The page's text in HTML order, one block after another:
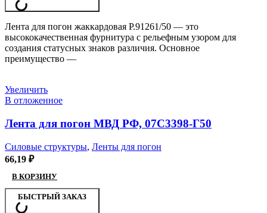
Лента для погон жаккардовая Р.91261/50 — это
высококачественная фурнитура с рельефным узором для
создания статусных знаков различия. Основное
преимущество —
Увеличить
В отложенное
Лента для погон МВД РФ, 07С3398-Г50
Силовые структуры, Ленты для погон
66,19 ₽
В КОРЗИНУ
БЫСТРЫЙ ЗАКАЗ